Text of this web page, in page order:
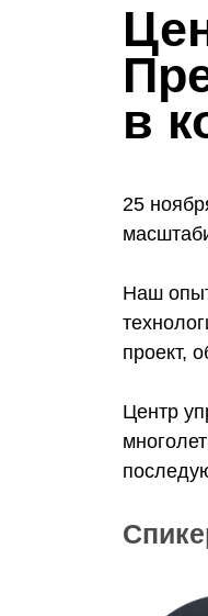
в
25
Наш
проект,
Центр